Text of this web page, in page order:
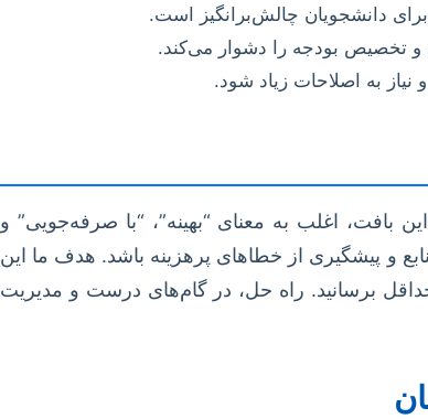
و تخصیص بودجه را دشوار می‌کند.
به اصلاحات زیاد شود.
اغلب به معنای “بهینه”، “با صرفه‌جویی” و
و پیشگیری از خطاهای پرهزینه باشد. هدف ما این
برسانید. راه حل، در گام‌های درست و مدیریت